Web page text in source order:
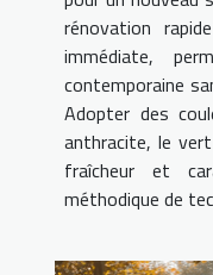
rénovation
immédiate,
contemporaine
Adopter des
anthracite, le
fraîcheur et
méthodique de